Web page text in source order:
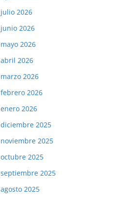
julio 2026
junio 2026
mayo 2026
abril 2026
marzo 2026
febrero 2026
enero 2026
diciembre 2025
noviembre 2025
octubre 2025
septiembre 2025
agosto 2025